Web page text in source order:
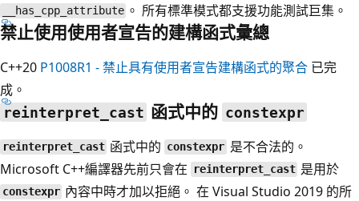
__has_cpp_attribute 。 所有標準模式都支援功能測試巨集。
禁止使用使用者宣告的建構函式彙總
C++20 P1008R1 - 禁止具有使用者宣告建構函式的聚合 已完
成。
reinterpret_cast 函式中的 constexpr
reinterpret_cast 函式中的 constexpr 是不合法的。
Microsoft C++編譯器先前只會在
reinterpret_cast 是用於
constexpr 內容中時才加以拒絕。 在 Visual Studio 2019 的所